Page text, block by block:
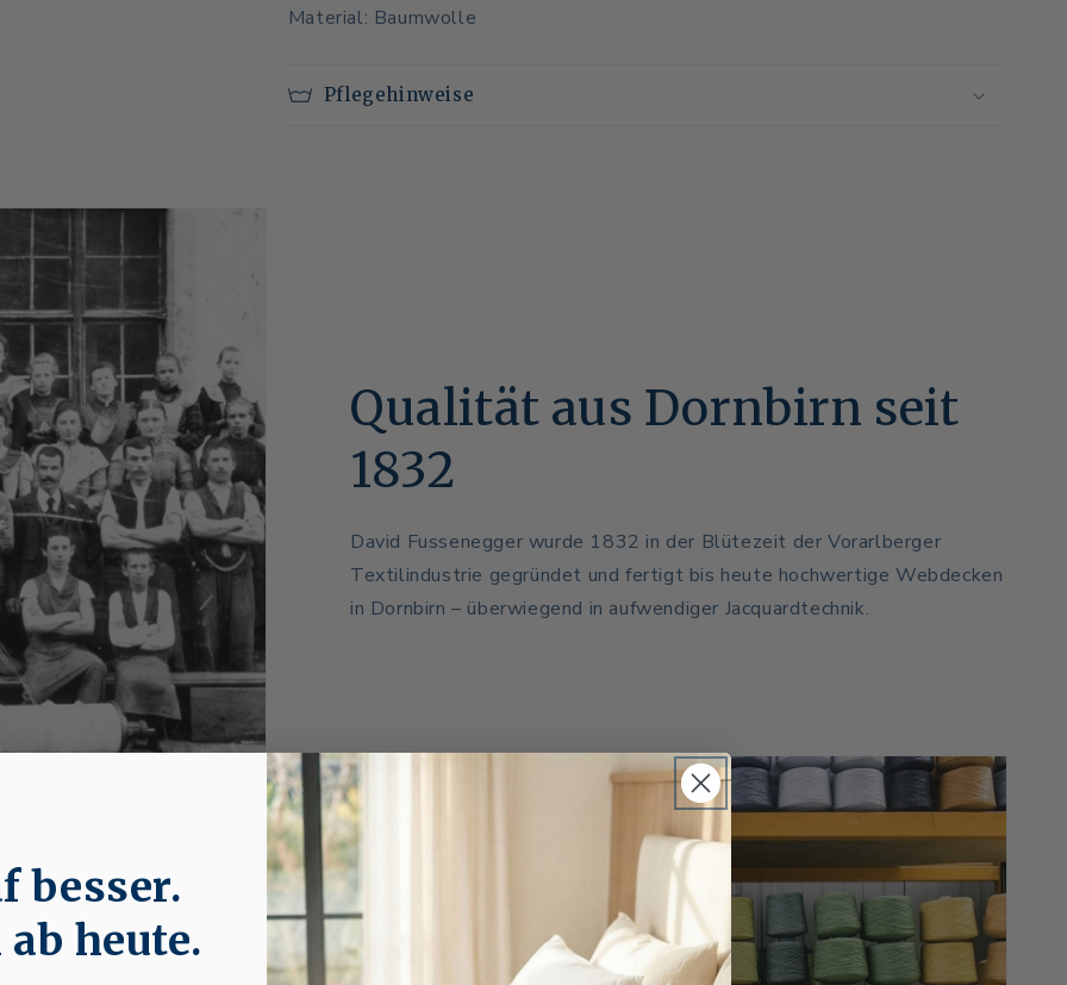
Material: Baumwolle
Pflegehinweise
Qualität aus Dornbirn seit
1832
David Fussenegger wurde 1832 in der Blütezeit der Vorarlberger
Textilindustrie gegründet und fertigt bis heute hochwertige Webdecken
in Dornbirn – überwiegend in aufwendiger Jacquardtechnik.
besser.
heute.